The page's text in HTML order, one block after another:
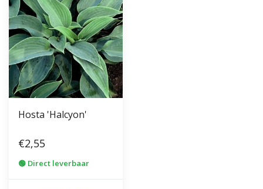
Hosta 'Halcyon'
€2,55
🟢 Direct leverbaar